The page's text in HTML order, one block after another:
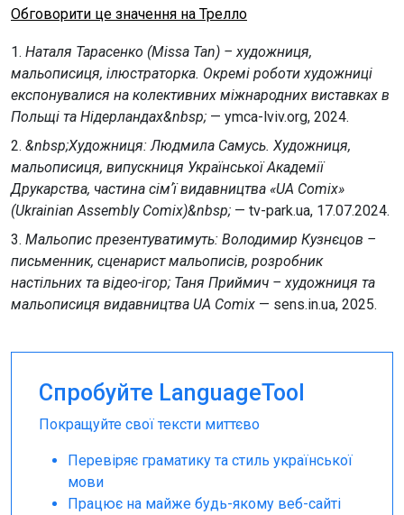
Обговорити це значення на Трелло
1. Наталя Тарасенко (Missa Tan) – художниця,
мальописиця, ілюстраторка. Окремі роботи художниці
експонувалися на колективних міжнародних виставках в
Польщі та Нідерландах&nbsp; — ymca-lviv.org, 2024.
2. &nbsp;Художниця: Людмила Самусь. Художниця,
мальописиця, випускниця Української Академії
Друкарства, частина сімʼї видавництва «UA Comix»
(Ukrainian Assеmbly Comix)&nbsp; — tv-park.ua, 17.07.2024.
3. Мальопис презентуватимуть: Володимир Кузнєцов –
письменник, сценарист мальописів, розробник
настільних та відео-ігор; Таня Приймич – художниця та
мальописиця видавництва UA Comix — sens.in.ua, 2025.
Спробуйте LanguageTool
Покращуйте свої тексти миттєво
Перевіряє граматику та стиль української
мови
Працює на майже будь-якому веб-сайті